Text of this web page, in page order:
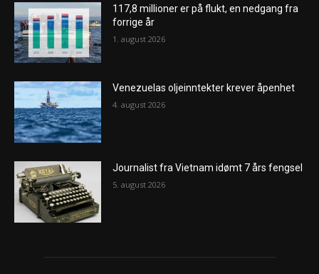
117,8 millioner er på flukt, en nedgang fra
forrige år
1. august 2026
Venezuelas oljeinntekter krever åpenhet
4. august 2026
Journalist fra Vietnam idømt 7 års fengsel
5. august 2026